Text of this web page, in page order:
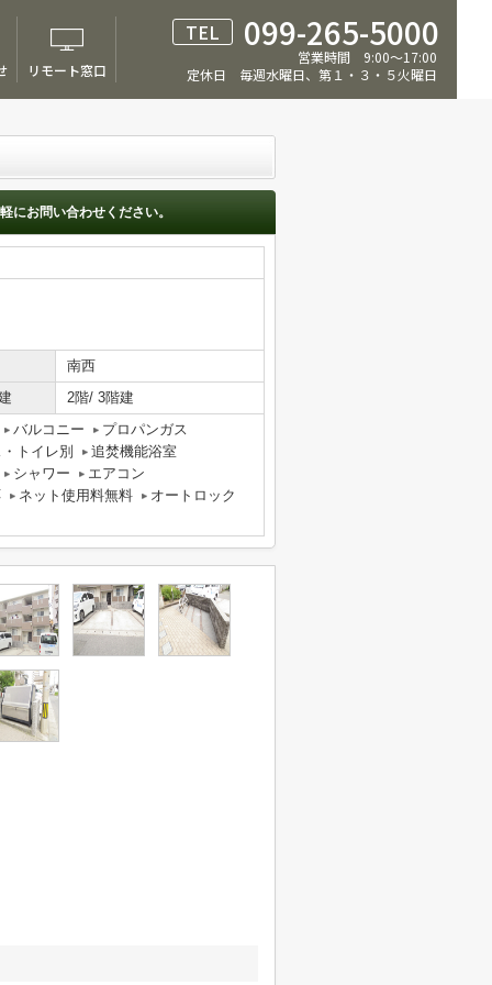
リモート窓口
TEL 099-265-5000
営業時間 9:00～17:00
定休日 毎週水曜日、第１・３・５火曜日
にお問い合わせください。
南西
2階/ 3階建
バルコニー
プロパンガス
トイレ別
追焚機能浴室
シャワー
エアコン
ネット使用料無料
オートロック